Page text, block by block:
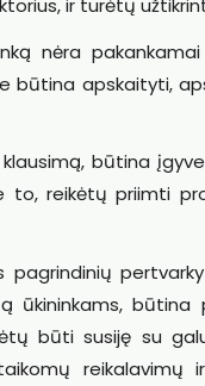
ir turėtų
nėra
būtina apskaityti,
būtina
to, reikėtų priimti
ūkininkams,
būti susiję su